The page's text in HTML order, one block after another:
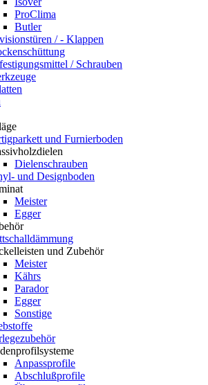
ProClima
Butler
/ - Klappen
/ Schrauben
und Furnierboden
Dielenschrauben
und Designboden
Meister
Egger
und Zubehör
Meister
Kährs
Parador
Egger
Sonstige
Anpassprofile
Abschlußprofile